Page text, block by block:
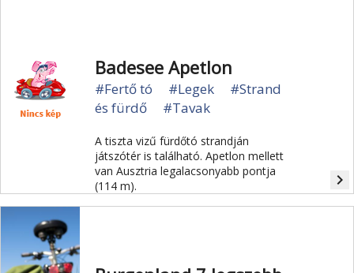
Badesee Apetlon
#Fertő tó #Legek
#Strand
és fürdő
#Tavak
A tiszta vizű fürdőtó strandján
játszótér is található. Apetlon mellett
van Ausztria legalacsonyabb pontja
(114 m).
navigate_next